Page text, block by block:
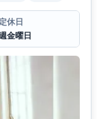
定休日
金曜日